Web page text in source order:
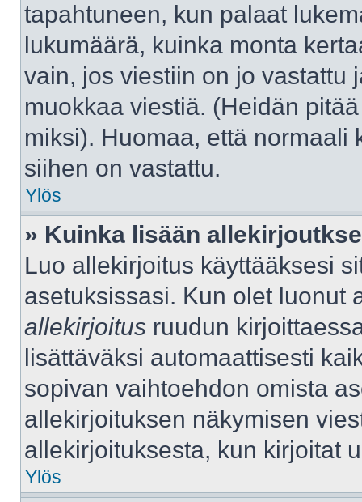
tapahtuneen, kun palaat
lukumäärä, kuinka monta
vain, jos viestiin on jo vastattu
muokkaa viestiä. (Heidän
miksi). Huomaa, että normaali
siihen on vastattu.
Ylös
» Kuinka lisään
Luo allekirjoitus käyttääksesi
asetuksissasi. Kun olet luonut
allekirjoitus ruudun
lisättäväksi automaattisesti
sopivan vaihtoehdon omista
allekirjoituksen näkymisen
allekirjoituksesta, kun kirjoitat
Ylös